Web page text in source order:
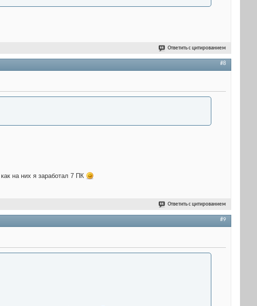
Ответить с цитированием
#8
на них я заработал 7 ПК
Ответить с цитированием
#9